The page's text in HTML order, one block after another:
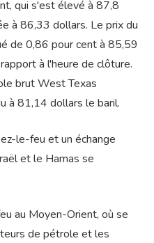
qui s'est élevé à 87,8
à 86,33 dollars. Le prix du
de 0,86 pour cent à 85,59
à l'heure de clôture.
brut West Texas
à 81,14 dollars le baril.
le-feu et un échange
et le Hamas se
au Moyen-Orient, où se
de pétrole et les